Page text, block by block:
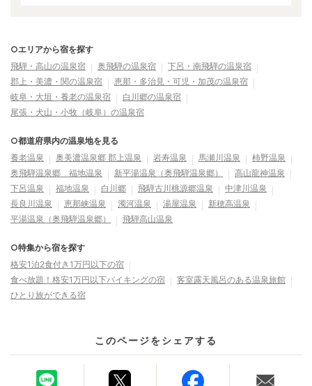
○エリアから宿を探す
飛騨・高山の温泉宿
奥飛騨の温泉宿
下呂・南飛騨の温泉宿
郡上・美濃・関の温泉宿
恵那・多治見・可児・加茂の温泉宿
岐阜・大垣・養老の温泉宿
白川郷の温泉宿
尾張・犬山・小牧（岐阜）の温泉宿
○都道府県内の温泉地を見る
養老温泉
奥美濃温泉郷 郡上温泉 岩寿温泉 馬瀬川温泉
柿野温泉
奥飛騨温泉郷 福地温泉
新平湯温泉（奥飛騨温泉郷）
高山龍神温泉
下呂温泉
福地温泉 白川郷 飛騨古川桃源郷温泉
中津川温泉
長良川温泉
恵那峡温泉 濁河温泉 湯屋温泉
新穂高温泉
平湯温泉（奥飛騨温泉郷）
飛騨高山温泉
○特集から宿を探す
格安1泊2食付き1万円以下の宿
食べ放題！格安1万円以下バイキングの宿
客室露天風呂のある温泉旅館
ひとり旅ができる宿
このページをシェアする